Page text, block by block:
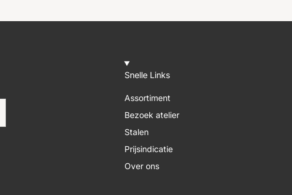
Snelle Links
Assortiment
Bezoek atelier
Stalen
Prijsindicatie
Over ons